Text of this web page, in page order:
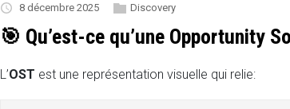
8 décembre 2025 Discovery
🎯 Qu’est-ce qu’une Opportunity
L’OST est une représentation visuelle qui relie: